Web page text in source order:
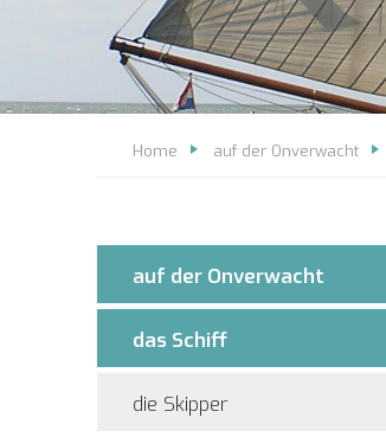
Home auf der Onverwacht
auf der Onverwacht
das Schiff
die Skipper